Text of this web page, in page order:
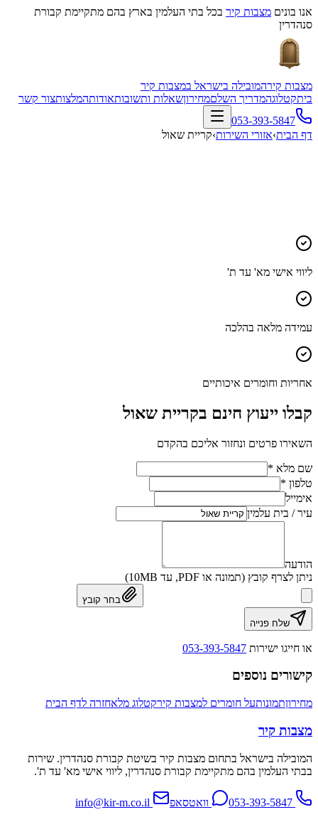
אנו בונים מצבות קיר בכל בתי העלמין בארץ בהם מתקיימת קבורת
סנהדרין
מצבות קירהמובילה בישראל במצבות קיר
ביתקטלוגהמדריך השלםמחירוןשאלות ותשובותאודותהמלצותצור קשר
053-393-5847
דף הבית›אזורי השירות›קריית שאול
ליווי אישי מא' עד ת'
עמידה מלאה בהלכה
אחריות וחומרים איכותיים
קבלו ייעוץ חינם בקריית שאול
השאירו פרטים ונחזור אליכם בהקדם
שם מלא *
טלפון *
אימייל
עיר / בית עלמין
הודעה
ניתן לצרף קובץ (תמונה או PDF, עד 10MB)
בחר קובץ
שלח פנייה
או חייגו ישירות 053-393-5847
קישורים נוספים
מחירוןתמונותעל חומרים למצבות קירקטלוג מלאחזרה לדף הבית
מצבות קיר
המובילה בישראל בתחום מצבות קיר בשיטת קבורת סנהדרין. שירות
בבתי העלמין בהם מתקיימת קבורת סנהדרין, ליווי אישי מא' עד ת'.
וואטסאפ